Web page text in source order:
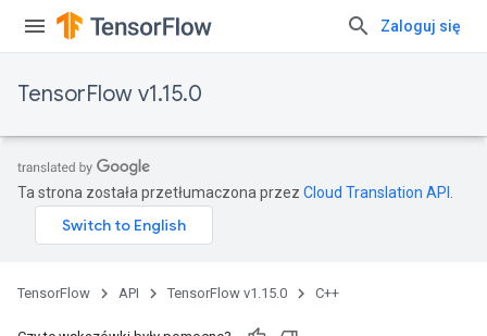
Zaloguj się
TensorFlow v1.15.0
Ta strona została przetłumaczona przez Cloud Translation API
TensorFlow API TensorFlow v1.15.0 C++